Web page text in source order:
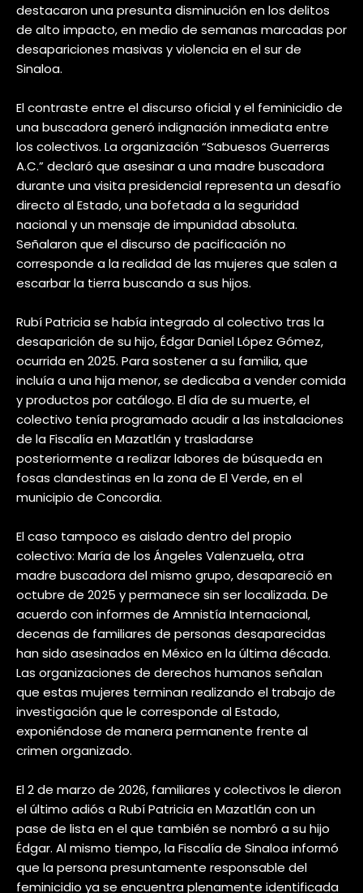
destacaron una presunta disminución en los delitos
de alto impacto, en medio de semanas marcadas por
desapariciones masivas y violencia en el sur de
Sinaloa.
El contraste entre el discurso oficial y el feminicidio de
una buscadora generó indignación inmediata entre
los colectivos. La organización “Sabuesos Guerreras
A.C.” declaró que asesinar a una madre buscadora
durante una visita presidencial representa un desafío
directo al Estado, una bofetada a la seguridad
nacional y un mensaje de impunidad absoluta.
Señalaron que el discurso de pacificación no
corresponde a la realidad de las mujeres que salen a
escarbar la tierra buscando a sus hijos.
Rubí Patricia se había integrado al colectivo tras la
desaparición de su hijo, Édgar Daniel López Gómez,
ocurrida en 2025. Para sostener a su familia, que
incluía a una hija menor, se dedicaba a vender comida
y productos por catálogo. El día de su muerte, el
colectivo tenía programado acudir a las instalaciones
de la Fiscalía en Mazatlán y trasladarse
posteriormente a realizar labores de búsqueda en
fosas clandestinas en la zona de El Verde, en el
municipio de Concordia.
El caso tampoco es aislado dentro del propio
colectivo: María de los Ángeles Valenzuela, otra
madre buscadora del mismo grupo, desapareció en
octubre de 2025 y permanece sin ser localizada. De
acuerdo con informes de Amnistía Internacional,
decenas de familiares de personas desaparecidas
han sido asesinados en México en la última década.
Las organizaciones de derechos humanos señalan
que estas mujeres terminan realizando el trabajo de
investigación que le corresponde al Estado,
exponiéndose de manera permanente frente al
crimen organizado.
El 2 de marzo de 2026, familiares y colectivos le dieron
el último adiós a Rubí Patricia en Mazatlán con un
pase de lista en el que también se nombró a su hijo
Édgar. Al mismo tiempo, la Fiscalía de Sinaloa informó
que la persona presuntamente responsable del
feminicidio ya se encuentra plenamente identificada